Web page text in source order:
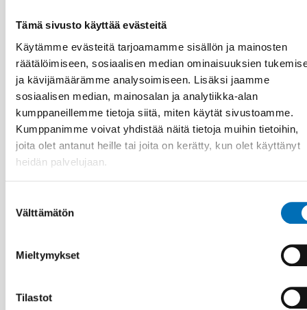
Tämä sivusto käyttää evästeitä
Käytämme evästeitä tarjoamamme sisällön ja mainosten
räätälöimiseen, sosiaalisen median ominaisuuksien
ja kävijämäärämme analysoimiseen. Lisäksi jaamme
sosiaalisen median, mainosalan ja analytiikka-alan
kumppaneillemme tietoja siitä, miten käytät sivustoamme.
Kumppanimme voivat yhdistää näitä tietoja muihin tietoihin,
joita olet antanut heille tai joita on kerätty, kun olet käyttänyt
heidän palvelujaan.
valinta
Välttämätön
Mieltymykset
Tilastot